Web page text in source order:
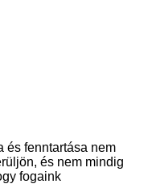
és fenntartása nem
és nem mindig
fogaink